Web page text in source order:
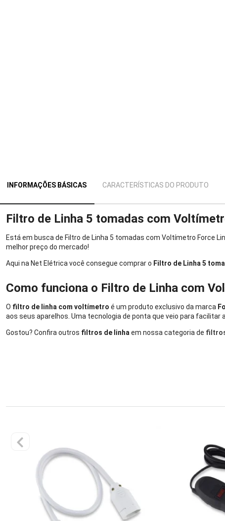
INFORMAÇÕES BÁSICAS CARACTERÍSTICAS DO PRODUTO
Filtro de Linha 5 tomadas com
Está em busca de Filtro de Linha 5 tomadas com Voltímetro Force
melhor preço do mercado!
Aqui na Net Elétrica você consegue comprar o Filtro de Linha 5
Como funciona o Filtro de Linha com
O filtro de linha com voltímetro é um produto exclusivo da marca
aos seus aparelhos. Uma tecnologia de ponta que veio para facilitar
Gostou? Confira outros filtros de linha em nossa categoria de